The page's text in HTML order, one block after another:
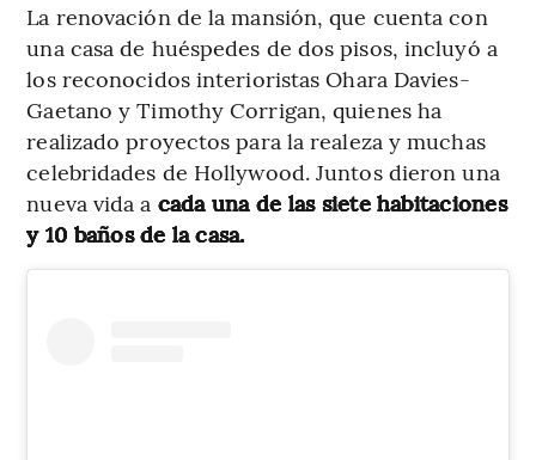
La renovación de la mansión, que cuenta con
una casa de huéspedes de dos pisos, incluyó a
los reconocidos interioristas Ohara Davies-
Gaetano y Timothy Corrigan, quienes ha
realizado proyectos para la realeza y muchas
celebridades de Hollywood. Juntos dieron una
nueva vida a cada una de las siete habitaciones
y 10 baños de la casa.